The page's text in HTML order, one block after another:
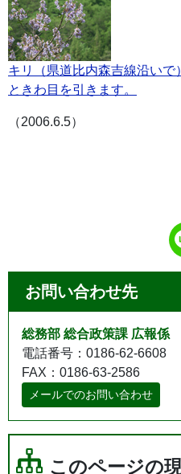
キリ（県道比内森吉線沿い
ときわ目を引きます。
（2006.6.5）
お問い合わせ先
総務部 総合政策課 広報係
電話番号：0186-62-6608
FAX：0186-63-2586
メールでのお問い合わせ
このページの